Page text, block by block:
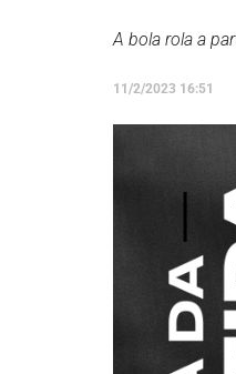
A bola rola a
11/2/2023 16:51